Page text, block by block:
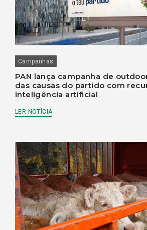
Campanhas
PAN lança campanha de
das causas do partido com
inteligência artificial
LER NOTÍCIA